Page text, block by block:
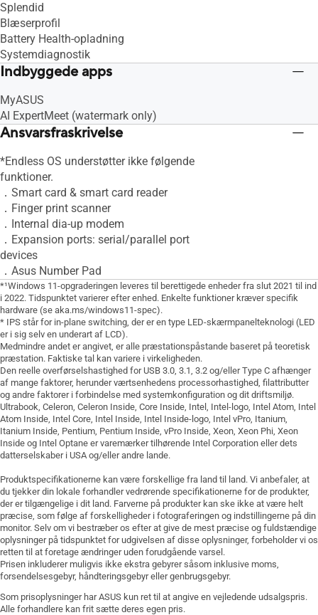
Splendid
Blæserprofil
Battery Health-opladning
Systemdiagnostik
Indbyggede apps
MyASUS
AI ExpertMeet (watermark only)
Ansvarsfraskrivelse
*Endless OS understøtter ikke følgende
funktioner.
．Smart card & smart card reader
．Finger print scanner
．Internal dia-up modem
．Expansion ports: serial/parallel port
devices
．Asus Number Pad
*¹Windows 11-opgraderingen leveres til berettigede enheder fra slut 2021 til ind
i 2022. Tidspunktet varierer efter enhed. Enkelte funktioner kræver specifik
hardware (se aka.ms/windows11-spec).
* IPS står for in-plane switching, der er en type LED-skærmpanelteknologi (LED
er i sig selv en underart af LCD).
Medmindre andet er angivet, er alle præstationspåstande baseret på teoretisk
præstation. Faktiske tal kan variere i virkeligheden.
Den reelle overførselshastighed for USB 3.0, 3.1, 3.2 og/eller Type C afhænger
af mange faktorer, herunder værtsenhedens processorhastighed, filattributter
og andre faktorer i forbindelse med systemkonfiguration og dit driftsmiljø.
Ultrabook, Celeron, Celeron Inside, Core Inside, Intel, Intel-logo, Intel Atom, Intel
Atom Inside, Intel Core, Intel Inside, Intel Inside-logo, Intel vPro, Itanium,
Itanium Inside, Pentium, Pentium Inside, vPro Inside, Xeon, Xeon Phi, Xeon
Inside og Intel Optane er varemærker tilhørende Intel Corporation eller dets
datterselskaber i USA og/eller andre lande.
Produktspecifikationerne kan være forskellige fra land til land. Vi anbefaler, at
du tjekker din lokale forhandler vedrørende specifikationerne for de produkter,
der er tilgængelige i dit land. Farverne på produkter kan ske ikke at være helt
præcise, som følge af forskelligheder i fotograferingen og indstillingerne på din
monitor. Selv om vi bestræber os efter at give de mest præcise og fuldstændige
oplysninger på tidspunktet for udgivelsen af disse oplysninger, forbeholder vi os
retten til at foretage ændringer uden forudgående varsel.
Prisen inkluderer muligvis ikke ekstra gebyrer såsom inklusive moms,
forsendelsesgebyr, håndteringsgebyr eller genbrugsgebyr.
Som prisoplysninger har ASUS kun ret til at angive en vejledende udsalgspris.
Alle forhandlere kan frit sætte deres egen pris.